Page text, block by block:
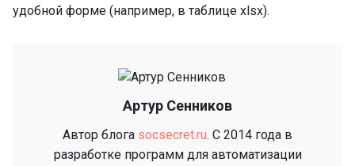
удобной форме (например, в таблице xlsx).
Артур Сенников
Автор блога socsecret.ru. C 2014 года в
разработке программ для автоматизации